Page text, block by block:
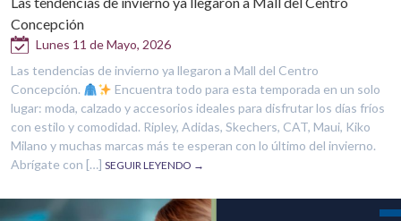
Concepción
Lunes 11 de Mayo, 2026
Las tendencias de invierno ya llegaron a Mall del Centro
Concepción.
Encuentra todo para esta temporada en un solo
lugar: moda, calzado y accesorios ideales para disfrutar los días fríos
con estilo y comodidad. Ripley, Adidas, Skechers, CAT, Maui, Kiko
Milano y muchas marcas más te esperan con lo último del invierno.
Abrígate con […] SEGUIR LEYENDO →